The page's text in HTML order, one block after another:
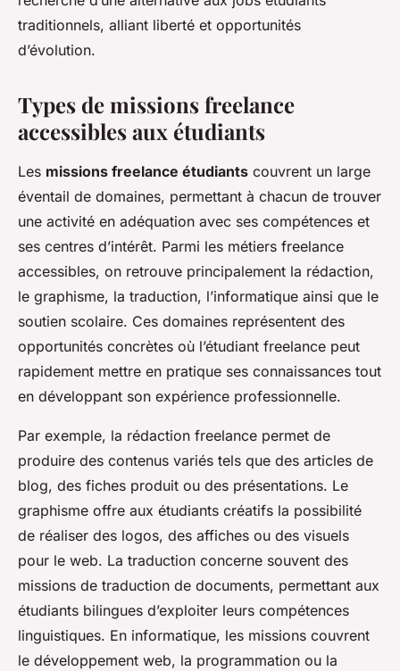
traditionnels, alliant liberté et opportunités
d’évolution.
Types de missions freelance
accessibles aux étudiants
Les missions freelance étudiants couvrent un large
éventail de domaines, permettant à chacun de trouver
une activité en adéquation avec ses compétences et
ses centres d’intérêt. Parmi les métiers freelance
accessibles, on retrouve principalement la rédaction,
le graphisme, la traduction, l’informatique ainsi que le
soutien scolaire. Ces domaines représentent des
opportunités concrètes où l’étudiant freelance peut
rapidement mettre en pratique ses connaissances tout
en développant son expérience professionnelle.
Par exemple, la rédaction freelance permet de
produire des contenus variés tels que des articles de
blog, des fiches produit ou des présentations. Le
graphisme offre aux étudiants créatifs la possibilité
de réaliser des logos, des affiches ou des visuels
pour le web. La traduction concerne souvent des
missions de traduction de documents, permettant aux
étudiants bilingues d’exploiter leurs compétences
linguistiques. En informatique, les missions couvrent
le développement web, la programmation ou la